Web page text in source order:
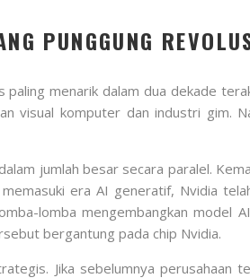
PUNGGUNG
menarik dalam dua dekade
visual komputer dan industri gim.
jumlah besar secara paralel.
era AI generatif, Nvidia
lomba mengembangkan model
bergantung pada chip Nvidia.
Jika sebelumnya perusahaan